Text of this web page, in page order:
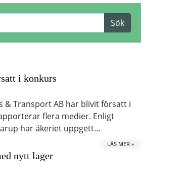
i konkurs
& Transport AB har blivit försatt i
flera medier. Enligt
har åkeriet uppgett…
LÄS MER »
nytt lager